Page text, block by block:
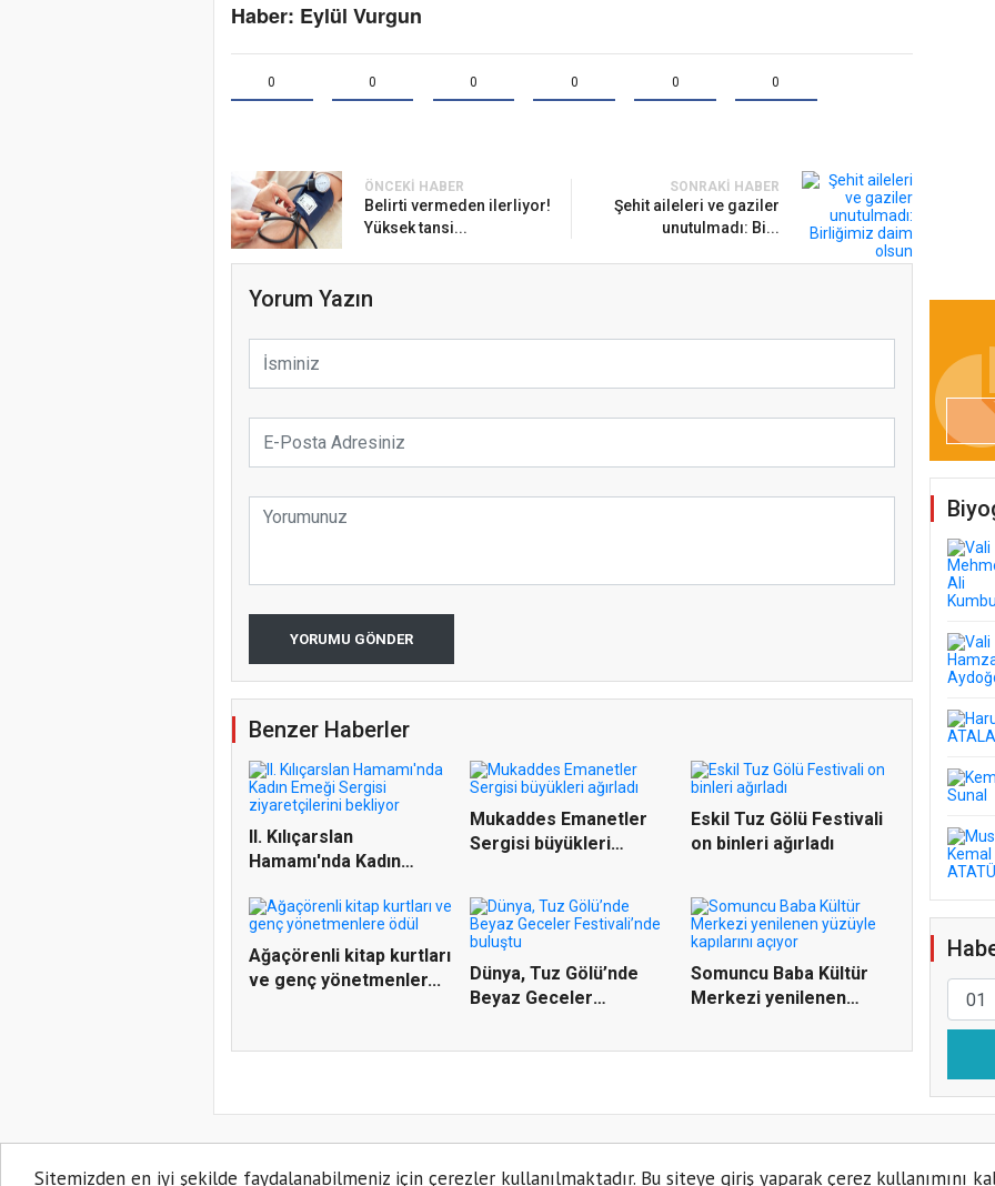
Sitemizden en iyi şekilde faydalanabilmeniz için çerezler kullanılmaktadır. Bu siteye giriş yaparak çerez kullanımını
Haber: Eylül Vurgun
0 0 0 0 0 0
ÖNCEKI HABER
Belirti vermeden ilerliyor!
Yüksek tansi...
SONRAKI HABER
Şehit aileleri ve gaziler
unutulmadı: Bi...
Yorum Yazın
YORUMU GÖNDER
Benzer Haberler
II. Kılıçarslan
Hamamı'nda Kadın
Mukaddes Emanetler
Sergisi büyükleri
Eskil Tuz Gölü Festivali
on binleri ağırladı
Ağaçörenli kitap kurtları
ve genç yönetmenler...
Dünya, Tuz Gölü’nde
Beyaz Geceler
Somuncu Baba Kültür
Merkezi yenilenen
AKSARAY PORTAL 2021